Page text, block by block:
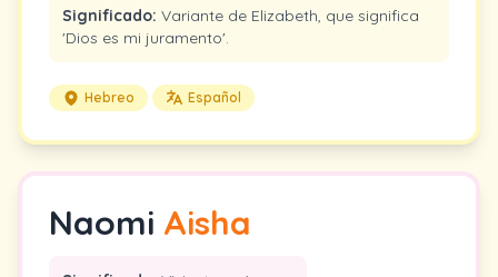
Significado: Variante de Elizabeth, que significa
'Dios es mi juramento'.
Hebreo Español
Naomi Aisha